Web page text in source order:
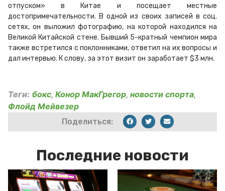
отпуском» в Китае и посещает местные
достопримечательности. В одной из своих записей в соц.
сетях, он выложил фотографию, на которой находился на
Великой Китайской стене. Бывший 5-кратный чемпион мира
также встретился с поклонниками, ответил на их вопросы и
дал интервью. К слову, за этот визит он заработает $3 млн.
Теги: бокс, Конор МакГрегор, новости спорта,
Флойд Мейвезер
Поделиться:
Последние новости